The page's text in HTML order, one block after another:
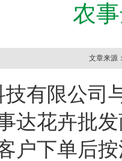
农
文章来源
技有限公司
达花卉批
户下单后